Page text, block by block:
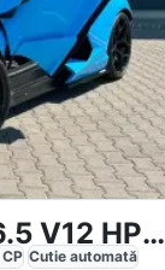
Lamborghini Revuelto 6.5 V12 HPEV
CP Cutieautomată